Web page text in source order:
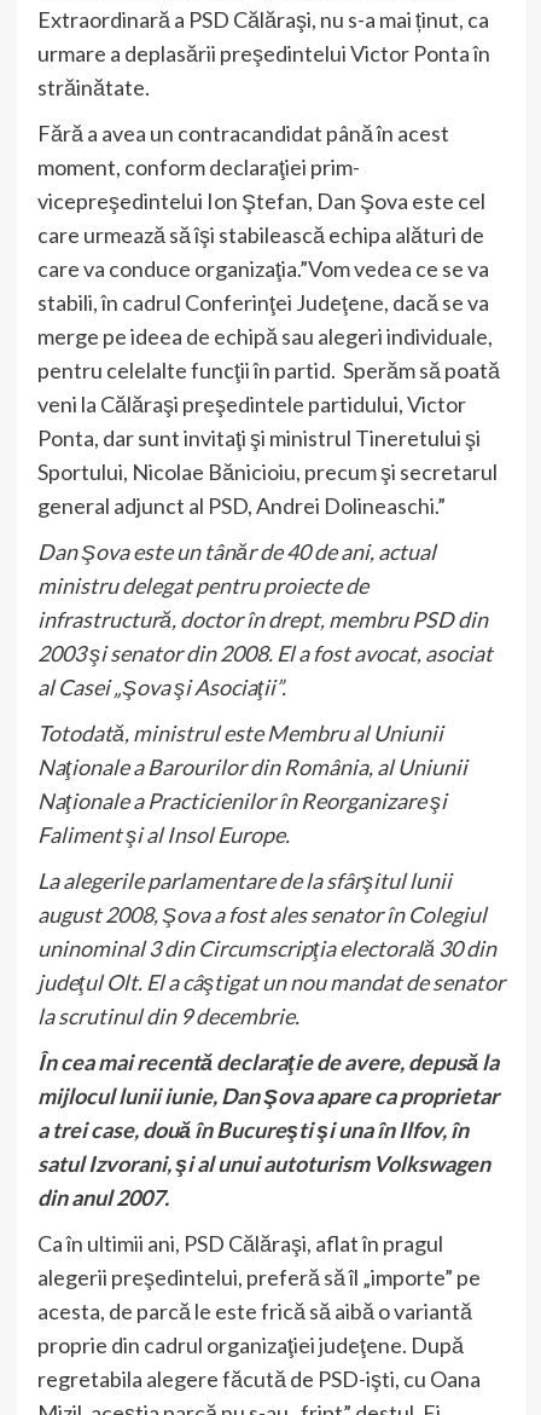
Extraordinară a PSD Călăraşi, nu s-a mai ținut, ca
urmare a deplasării preşedintelui Victor Ponta în
străinătate.
Fără a avea un contracandidat până în acest
moment, conform declaraţiei prim-
vicepreşedintelui Ion Ştefan, Dan Şova este cel
care urmează să îşi stabilească echipa alături de
care va conduce organizaţia.”Vom vedea ce se va
stabili, în cadrul Conferinţei Judeţene, dacă se va
merge pe ideea de echipă sau alegeri individuale,
pentru celelalte funcţii în partid. Sperăm să poată
veni la Călăraşi preşedintele partidului, Victor
Ponta, dar sunt invitaţi şi ministrul Tineretului şi
Sportului, Nicolae Bănicioiu, precum şi secretarul
general adjunct al PSD, Andrei Dolineaschi.”
Dan Şova este un tânăr de 40 de ani, actual
ministru delegat pentru proiecte de
infrastructură, doctor în drept, membru PSD din
2003 şi senator din 2008. El a fost avocat, asociat
al Casei „Şova şi Asociaţii”.
Totodată, ministrul este Membru al Uniunii
Naţionale a Barourilor din România, al Uniunii
Naţionale a Practicienilor în Reorganizare şi
Faliment şi al Insol Europe.
La alegerile parlamentare de la sfârşitul lunii
august 2008, Şova a fost ales senator în Colegiul
uninominal 3 din Circumscripţia electorală 30 din
judeţul Olt. El a câştigat un nou mandat de senator
la scrutinul din 9 decembrie.
În cea mai recentă declaraţie de avere, depusă la
mijlocul lunii iunie, Dan Şova apare ca proprietar
a trei case, două în Bucureşti şi una în Ilfov, în
satul Izvorani, şi al unui autoturism Volkswagen
din anul 2007.
Ca în ultimii ani, PSD Călăraşi, aflat în pragul
alegerii preşedintelui, preferă să îl „importe” pe
acesta, de parcă le este frică să aibă o variantă
proprie din cadrul organizaţiei judeţene. După
regretabila alegere făcută de PSD-işti, cu Oana